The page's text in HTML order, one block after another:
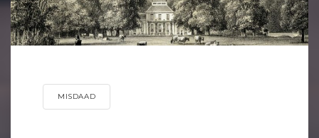
MISDAAD